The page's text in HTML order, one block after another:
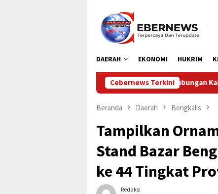
konten
DAERAH EKONOMI HUKRIM
Cebernews Terkini
Dinas Perhubungan Kabupaten Kampar Laksanakan
Beranda Daerah Bengkalis
Tampilkan
Stand Bazar
ke 44 Tingkat
Redaksi